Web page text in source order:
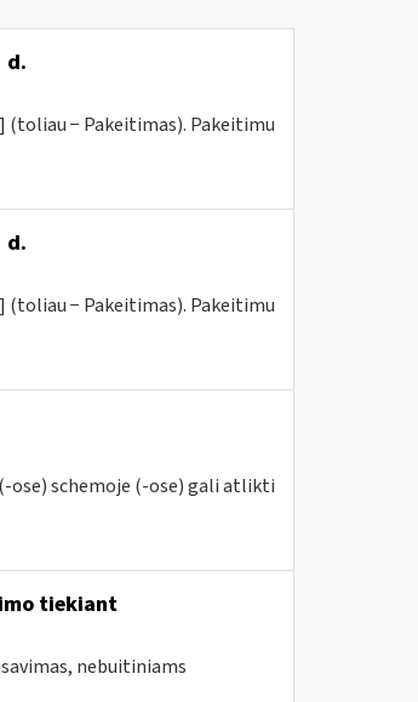
d.
(toliau − Pakeitimas). Pakeitimu
d.
(toliau − Pakeitimas). Pakeitimu
ose) schemoje (-ose) gali atlikti
tiekiant
nebuitiniams